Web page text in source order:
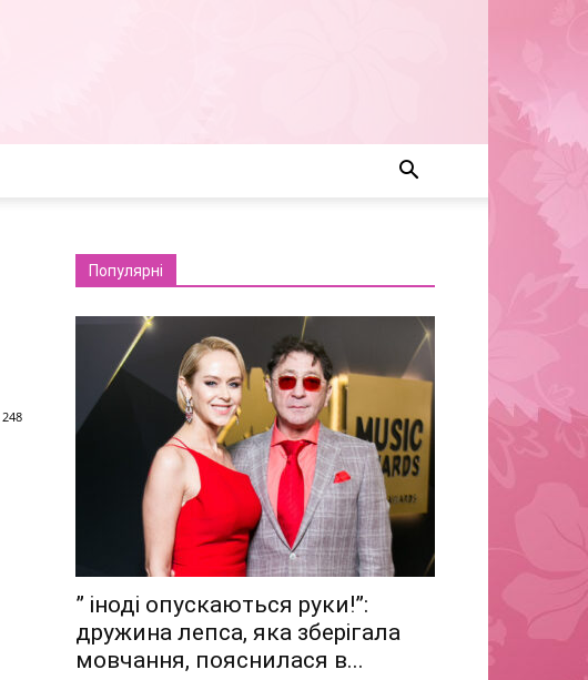
248
Популярні
” іноді опускаються руки!”:
дружина лепса, яка зберігала
мовчання, пояснилася в...